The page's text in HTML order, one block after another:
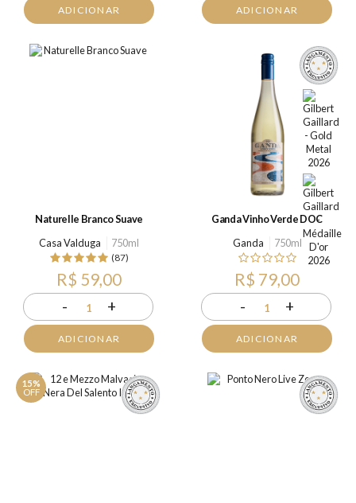
ADICIONAR ADICIONAR
Naturelle Branco Suave
Casa Valduga
750ml
(87)
R$ 59,00
- 1 +
ADICIONAR
Ganda Vinho Verde DOC
Ganda
750ml
R$ 79,00
- 1 +
ADICIONAR
15%
OFF